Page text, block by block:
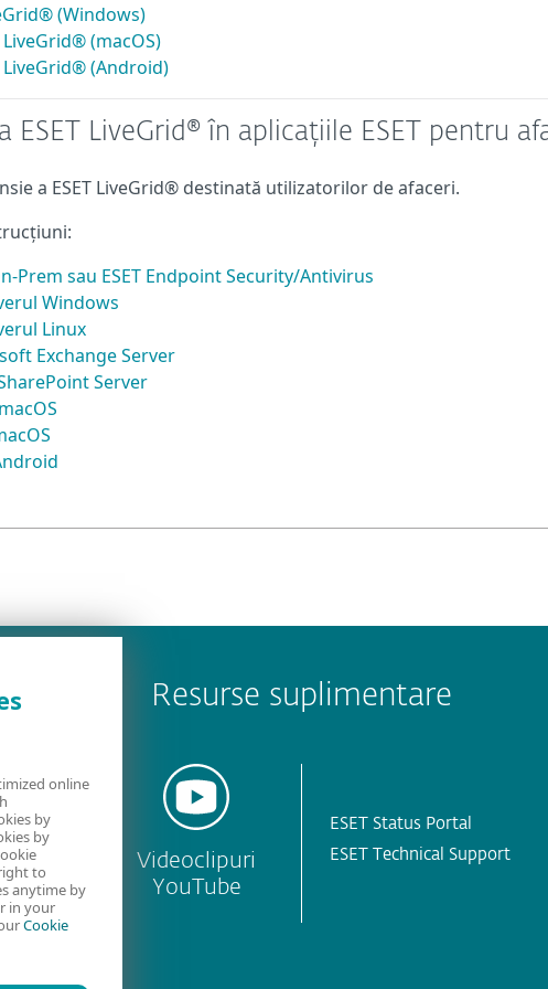
(Windows)
(macOS)
LiveGrid® (Android)
ESET LiveGrid® în aplicațiile ESET pentru
a ESET LiveGrid® destinată utilizatorilor de afaceri.
Prem sau ESET Endpoint Security/Antivirus
Windows
Linux
Exchange Server
Server
Resurse suplimentare
Videoclipuri
YouTube
ESET Status Portal
ESET Technical Support
online
by
by
to
anytime by
in your
Cookie